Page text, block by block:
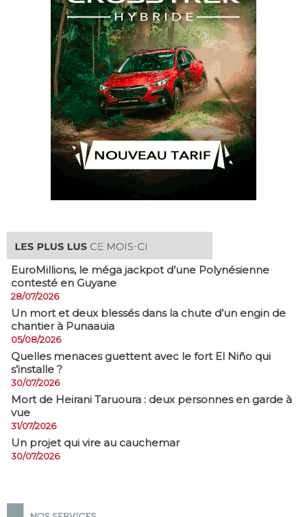
EuroMillions, ​le méga jackpot d’une Polynésienne
contesté en Guyane
28/07/2026
​Un mort et deux blessés dans la chute d’un engin de
chantier à Punaauia
05/08/2026
Quelles menaces guettent avec le fort El Niño qui
s’installe ?
30/07/2026
Mort de Heirani Taruoura : deux personnes en garde à
vue
31/07/2026
Un projet qui vire au cauchemar
30/07/2026